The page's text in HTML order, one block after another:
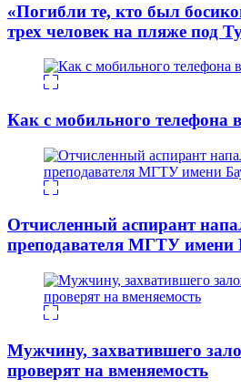
«Погибли те, кто был
трех человек на пляже под
Как с мобильного телефона
Отчисленный аспирант
преподавателя МГТУ имени
Мужчину, захватившего
проверят на вменяемость